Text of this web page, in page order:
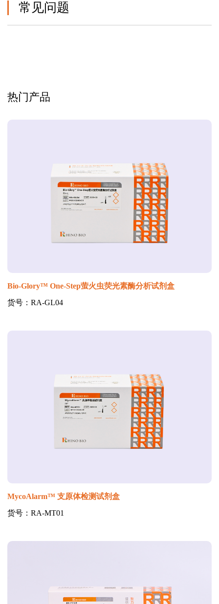
常见问题
热门产品
Bio-Glory™ One-Step萤火虫荧光素酶分析试剂盒
货号：RA-GL04
MycoAlarm™ 支原体检测试剂盒
货号：RA-MT01